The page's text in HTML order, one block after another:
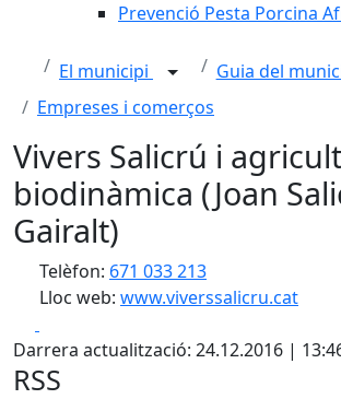
Prevenció Pesta Porcina
El municipi
Guia del
Empreses i comerços
Vivers Salicrú i
biodinàmica (Joan
Gairalt)
Telèfon: 671 033 213
Lloc web: www.viverssalicru.cat
Darrera actualització: 24.12.2016 |
RSS